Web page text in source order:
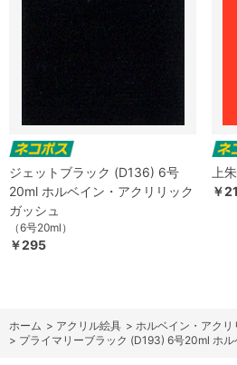
ジェットブラック (D136) 6号
20ml ホルベイン・アクリリック
ガッシュ
（6号20ml）
￥295
上
￥
ホーム > アクリル絵具 > ホルベイン・アクリ
> プライマリーブラック (D193) 6号20ml ホ